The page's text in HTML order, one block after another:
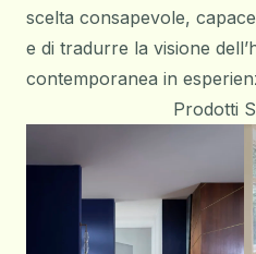
scelta consapevole,
e di tradurre la visione
contemporanea in
Prodotti